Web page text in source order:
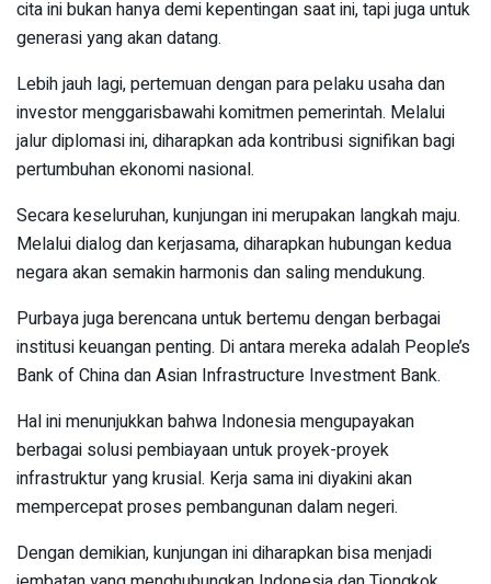
cita ini bukan hanya demi kepentingan saat ini, tapi juga untuk
generasi yang akan datang.
Lebih jauh lagi, pertemuan dengan para pelaku usaha dan
investor menggarisbawahi komitmen pemerintah. Melalui
jalur diplomasi ini, diharapkan ada kontribusi signifikan bagi
pertumbuhan ekonomi nasional.
Secara keseluruhan, kunjungan ini merupakan langkah maju.
Melalui dialog dan kerjasama, diharapkan hubungan kedua
negara akan semakin harmonis dan saling mendukung.
Purbaya juga berencana untuk bertemu dengan berbagai
institusi keuangan penting. Di antara mereka adalah People’s
Bank of China dan Asian Infrastructure Investment Bank.
Hal ini menunjukkan bahwa Indonesia mengupayakan
berbagai solusi pembiayaan untuk proyek-proyek
infrastruktur yang krusial. Kerja sama ini diyakini akan
mempercepat proses pembangunan dalam negeri.
Dengan demikian, kunjungan ini diharapkan bisa menjadi